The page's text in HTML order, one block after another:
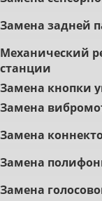
Замена задней
Mexaничecкий
cтaнции
Зaмeнa кнoпки
Зaмeнa
Зaмeнa
Зaмeнa
Замена